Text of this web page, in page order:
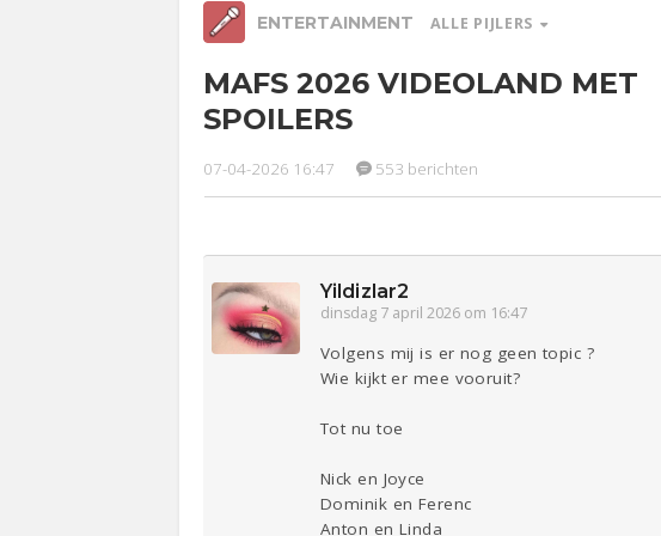
ENTERTAINMENT ALLE PIJLERS
MAFS 2026 VIDEOLAND MET
SPOILERS
07-04-2026 16:47 553 berichten
Yildizlar2
dinsdag 7 april 2026 om 16:47
Volgens mij is er nog geen topic ?
Wie kijkt er mee vooruit?
Tot nu toe
Nick en Joyce
Dominik en Ferenc
Anton en Linda